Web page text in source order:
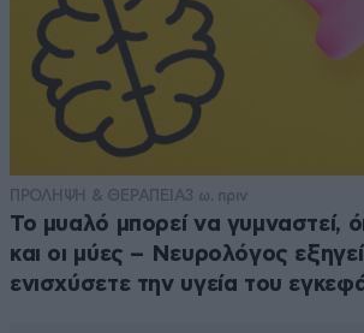
ΠΡΟΛΗΨΗ & ΘΕΡΑΠΕΙΑ3 ω. πριν
Το μυαλό μπορεί να γυμναστεί,
και οι μύες – Νευρολόγος
ενισχύσετε την υγεία του